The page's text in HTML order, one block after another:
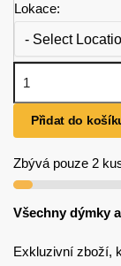
Lokace:
Přidat do
Zbývá pouze 2
Všechny dýmky
Exkluzivní zboží,